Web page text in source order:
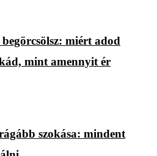
miért adod
mint amennyit ér
szokása: mindent